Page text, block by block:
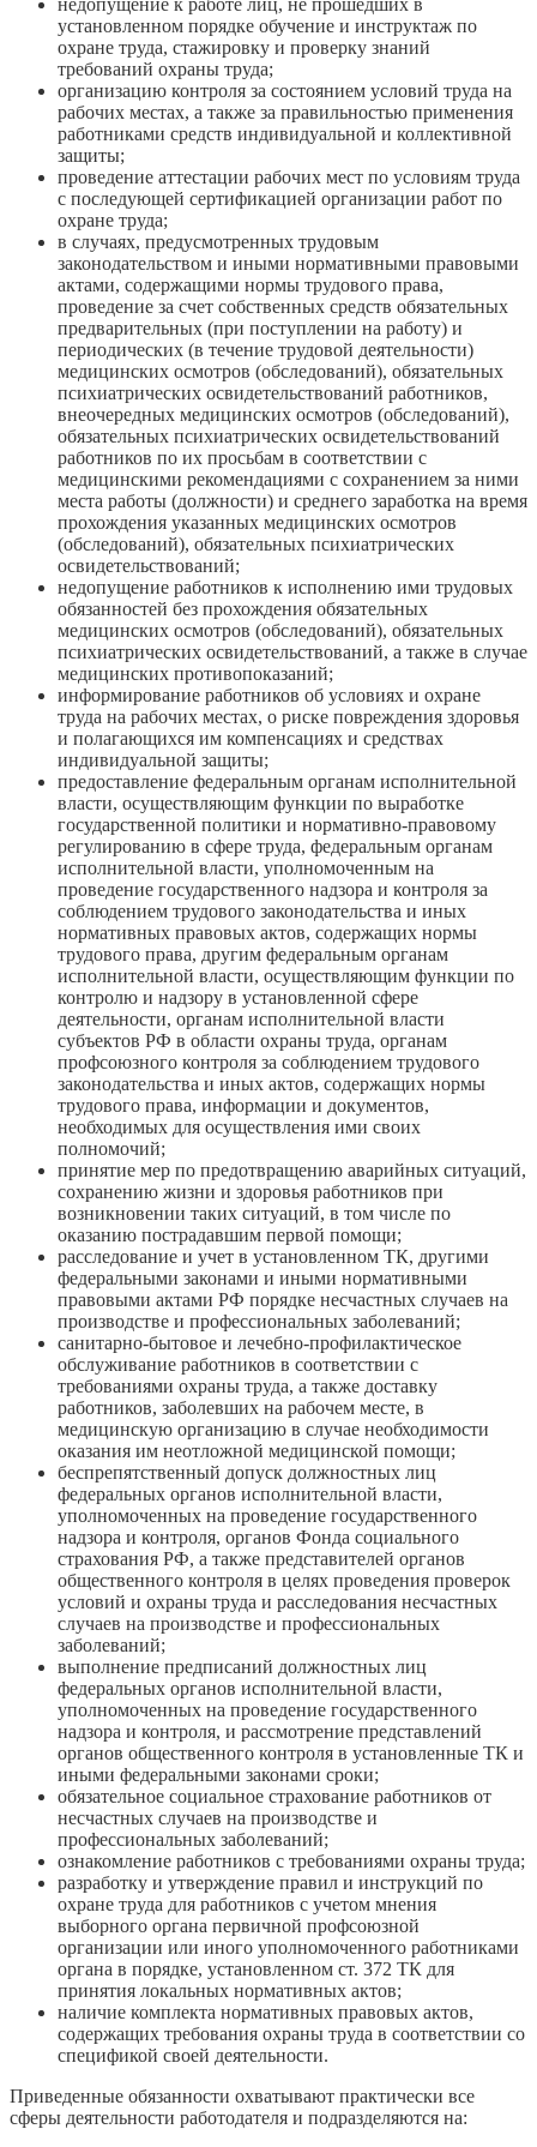
недопущение к работе лиц, не прошедших в
установленном порядке обучение и инструктаж по
охране труда, стажировку и проверку знаний
требований охраны труда;
организацию контроля за состоянием условий труда на
рабочих местах, а также за правильностью применения
работниками средств индивидуальной и коллективной
защиты;
проведение аттестации рабочих мест по условиям труда
с последующей сертификацией организации работ по
охране труда;
в случаях, предусмотренных трудовым
законодательством и иными нормативными правовыми
актами, содержащими нормы трудового права,
проведение за счет собственных средств обязательных
предварительных (при поступлении на работу) и
периодических (в течение трудовой деятельности)
медицинских осмотров (обследований), обязательных
психиатрических освидетельствований работников,
внеочередных медицинских осмотров (обследований),
обязательных психиатрических освидетельствований
работников по их просьбам в соответствии с
медицинскими рекомендациями с сохранением за ними
места работы (должности) и среднего заработка на время
прохождения указанных медицинских осмотров
(обследований), обязательных психиатрических
освидетельствований;
недопущение работников к исполнению ими трудовых
обязанностей без прохождения обязательных
медицинских осмотров (обследований), обязательных
психиатрических освидетельствований, а также в случае
медицинских противопоказаний;
информирование работников об условиях и охране
труда на рабочих местах, о риске повреждения здоровья
и полагающихся им компенсациях и средствах
индивидуальной защиты;
предоставление федеральным органам исполнительной
власти, осуществляющим функции по выработке
государственной политики и нормативно-правовому
регулированию в сфере труда, федеральным органам
исполнительной власти, уполномоченным на
проведение государственного надзора и контроля за
соблюдением трудового законодательства и иных
нормативных правовых актов, содержащих нормы
трудового права, другим федеральным органам
исполнительной власти, осуществляющим функции по
контролю и надзору в установленной сфере
деятельности, органам исполнительной власти
субъектов РФ в области охраны труда, органам
профсоюзного контроля за соблюдением трудового
законодательства и иных актов, содержащих нормы
трудового права, информации и документов,
необходимых для осуществления ими своих
полномочий;
принятие мер по предотвращению аварийных ситуаций,
сохранению жизни и здоровья работников при
возникновении таких ситуаций, в том числе по
оказанию пострадавшим первой помощи;
расследование и учет в установленном ТК, другими
федеральными законами и иными нормативными
правовыми актами РФ порядке несчастных случаев на
производстве и профессиональных заболеваний;
санитарно-бытовое и лечебно-профилактическое
обслуживание работников в соответствии с
требованиями охраны труда, а также доставку
работников, заболевших на рабочем месте, в
медицинскую организацию в случае необходимости
оказания им неотложной медицинской помощи;
беспрепятственный допуск должностных лиц
федеральных органов исполнительной власти,
уполномоченных на проведение государственного
надзора и контроля, органов Фонда социального
страхования РФ, а также представителей органов
общественного контроля в целях проведения проверок
условий и охраны труда и расследования несчастных
случаев на производстве и профессиональных
заболеваний;
выполнение предписаний должностных лиц
федеральных органов исполнительной власти,
уполномоченных на проведение государственного
надзора и контроля, и рассмотрение представлений
органов общественного контроля в установленные ТК и
иными федеральными законами сроки;
обязательное социальное страхование работников от
несчастных случаев на производстве и
профессиональных заболеваний;
ознакомление работников с требованиями охраны труда;
разработку и утверждение правил и инструкций по
охране труда для работников с учетом мнения
выборного органа первичной профсоюзной
организации или иного уполномоченного работниками
органа в порядке, установленном ст. 372 ТК для
принятия локальных нормативных актов;
наличие комплекта нормативных правовых актов,
содержащих требования охраны труда в соответствии со
спецификой своей деятельности.
Приведенные обязанности охватывают практически все
сферы деятельности работодателя и подразделяются на: